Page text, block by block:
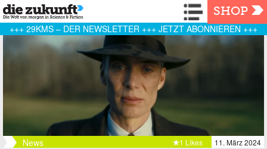
Navigation
SHOP
+++ 29KMS – DER NEWSLETTER +++ JETZT ABONNIEREN +++
News 11. März 2024
1 Likes